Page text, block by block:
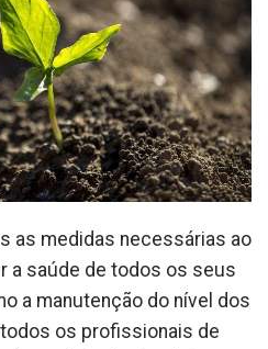
as medidas necessárias ao
a saúde de todos os seus
a manutenção do nível dos
os profissionais de